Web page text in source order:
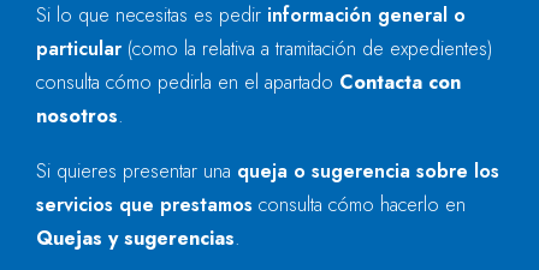
Si lo que necesitas es pedir información general o
particular (como la relativa a tramitación de expedientes)
consulta cómo pedirla en el apartado Contacta con
nosotros.
Si quieres presentar una queja o sugerencia sobre los
servicios que prestamos consulta cómo hacerlo en
Quejas y sugerencias.